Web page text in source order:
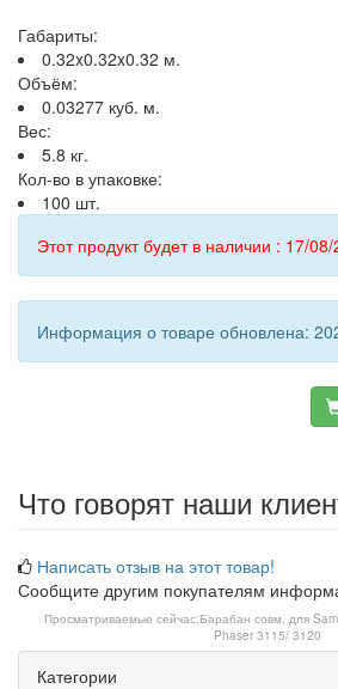
Габариты:
0.32x0.32x0.32 м.
Объём:
0.03277 куб. м.
Вес:
5.8 кг.
Кол-во в упаковке:
100 шт.
Этот продукт будет в наличии : 17/
Информация о товаре обновлена:
Что говорят наши
Написать отзыв на этот товар!
Сообщите другим покупателям
Просматриваемые сейчас:Барабан совм. для
Phaser 3115/ 3120
Категории